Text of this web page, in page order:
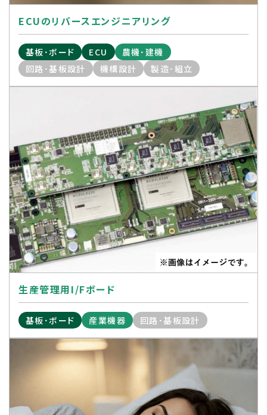
ECUのリバースエンジニアリング
基板･ボード ECU
農機･建機
回路･基板設計
機構設計 製造･組立
生産管理用I/Fボード
基板･ボード 産業機器 回路･基板設計